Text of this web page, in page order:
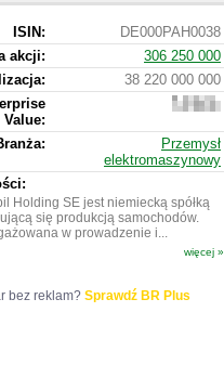
ISIN:
DE000PAH0038
akcji:
306 250 000
38 220 000 000
Value:
497
600
Przemysł
elektromaszynowy
Holding SE jest niemiecką spółką
się produkcją samochodów.
w prowadzenie i...
więcej »
bez reklam? Sprawdź BR Plus